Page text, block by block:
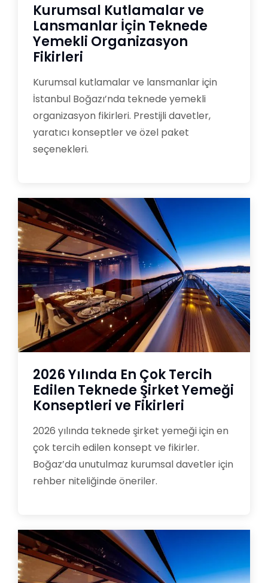
Kurumsal Kutlamalar ve
Lansmanlar İçin Teknede
Yemekli Organizasyon
Fikirleri
Kurumsal kutlamalar ve lansmanlar için
İstanbul Boğazı’nda teknede yemekli
organizasyon fikirleri. Prestijli davetler,
yaratıcı konseptler ve özel paket
seçenekleri.
2026 Yılında En Çok Tercih
Edilen Teknede Şirket Yemeği
Konseptleri ve Fikirleri
2026 yılında teknede şirket yemeği için en
çok tercih edilen konsept ve fikirler.
Boğaz’da unutulmaz kurumsal davetler için
rehber niteliğinde öneriler.